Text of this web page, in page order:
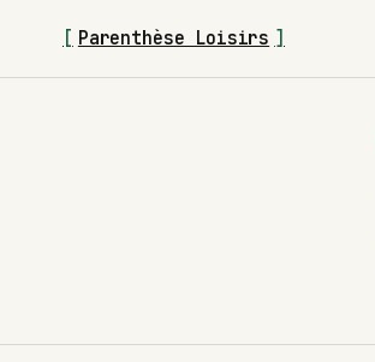
[ Parenthèse Loisirs ]